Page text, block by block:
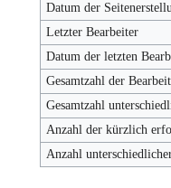
Datum der
Letzter Bearbeiter
Datum der letzten
Gesamtzahl der
Gesamtzahl
Anzahl der kürzlich
Anzahl